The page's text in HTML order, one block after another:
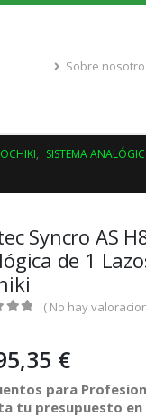
Sobre
, SISTEMA
Syncro AS
de 1
( No hay
€
para
tu presupuesto en